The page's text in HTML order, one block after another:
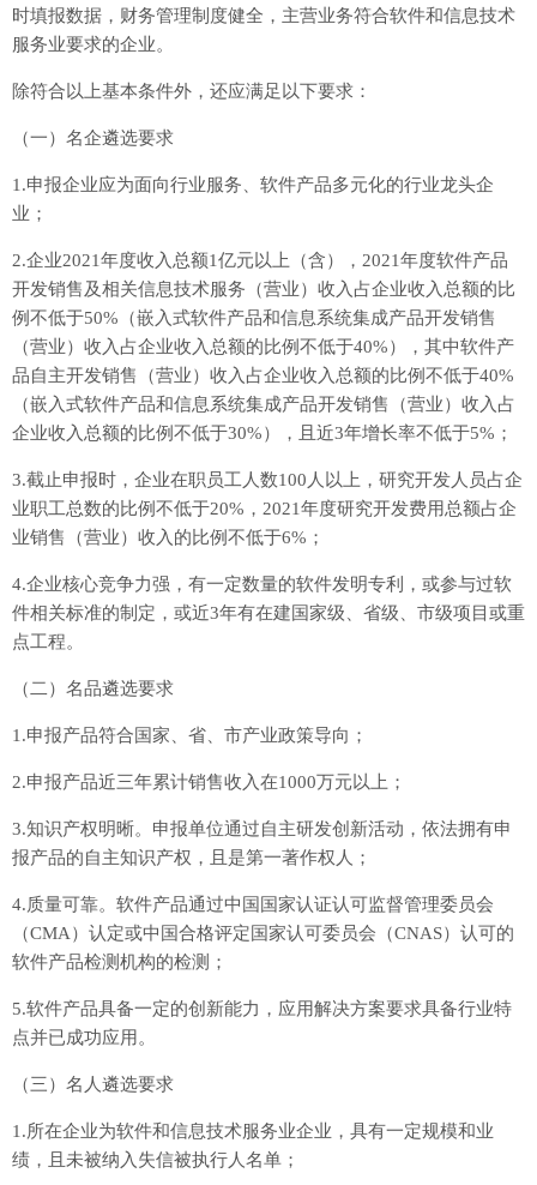
时填报数据，财务管理制度健全，主营业务符合软件和信息技术
服务业要求的企业。
除符合以上基本条件外，还应满足以下要求：
（一）名企遴选要求
1.申报企业应为面向行业服务、软件产品多元化的行业龙头企
业；
2.企业2021年度收入总额1亿元以上（含），2021年度软件产品
开发销售及相关信息技术服务（营业）收入占企业收入总额的比
例不低于50%（嵌入式软件产品和信息系统集成产品开发销售
（营业）收入占企业收入总额的比例不低于40%），其中软件产
品自主开发销售（营业）收入占企业收入总额的比例不低于40%
（嵌入式软件产品和信息系统集成产品开发销售（营业）收入占
企业收入总额的比例不低于30%），且近3年增长率不低于5%；
3.截止申报时，企业在职员工人数100人以上，研究开发人员占企
业职工总数的比例不低于20%，2021年度研究开发费用总额占企
业销售（营业）收入的比例不低于6%；
4.企业核心竞争力强，有一定数量的软件发明专利，或参与过软
件相关标准的制定，或近3年有在建国家级、省级、市级项目或重
点工程。
（二）名品遴选要求
1.申报产品符合国家、省、市产业政策导向；
2.申报产品近三年累计销售收入在1000万元以上；
3.知识产权明晰。申报单位通过自主研发创新活动，依法拥有申
报产品的自主知识产权，且是第一著作权人；
4.质量可靠。软件产品通过中国国家认证认可监督管理委员会
（CMA）认定或中国合格评定国家认可委员会（CNAS）认可的
软件产品检测机构的检测；
5.软件产品具备一定的创新能力，应用解决方案要求具备行业特
点并已成功应用。
（三）名人遴选要求
1.所在企业为软件和信息技术服务业企业，具有一定规模和业
绩，且未被纳入失信被执行人名单；